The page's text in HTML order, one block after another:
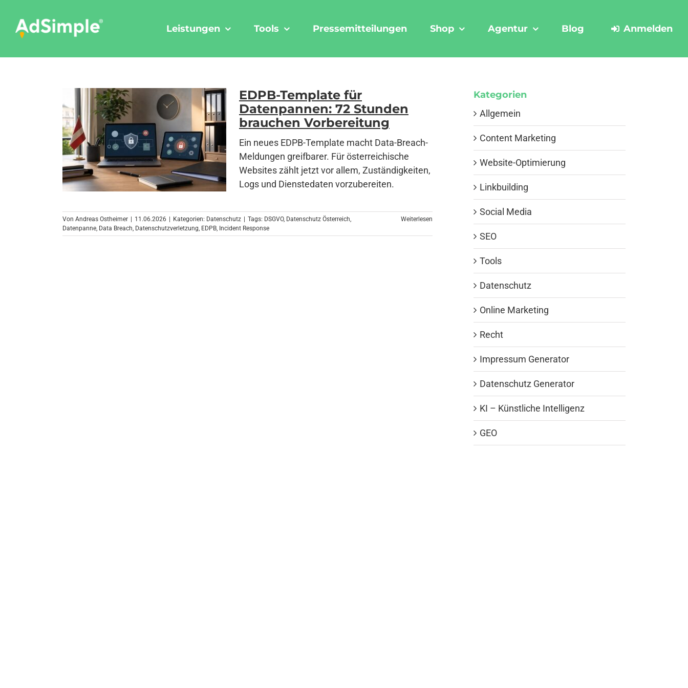
content
Leistungen Tools Pressemitteilungen Shop Agentur Blog Anmelden
EDPB-Template für
Datenpannen: 72 Stunden
brauchen Vorbereitung
Ein neues EDPB-Template macht Data-Breach-
Meldungen greifbarer. Für österreichische
Websites zählt jetzt vor allem, Zuständigkeiten,
Logs und Dienstedaten vorzubereiten.
Von Andreas Ostheimer 11.06.2026 Kategorien: Datenschutz Tags: DSGVO, Datenschutz Österreich,
Datenpanne, Data Breach, Datenschutzverletzung, EDPB, Incident Response
Weiterlesen
Kategorien
Allgemein
Content Marketing
Website-Optimierung
Linkbuilding
Social Media
SEO
Tools
Datenschutz
Online Marketing
Recht
Impressum Generator
Datenschutz Generator
KI – Künstliche Intelligenz
GEO